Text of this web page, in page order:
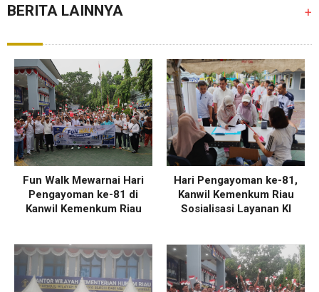
BERITA LAINNYA +
Fun Walk Mewarnai Hari
Pengayoman ke-81 di
Kanwil Kemenkum Riau
Hari Pengayoman ke-81,
Kanwil Kemenkum Riau
Sosialisasi Layanan KI